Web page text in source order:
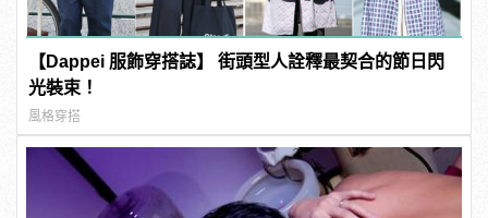
【Dappei 服飾穿搭誌】 街頭型人詮釋最契合的節日閃
光裝束！
風格穿搭